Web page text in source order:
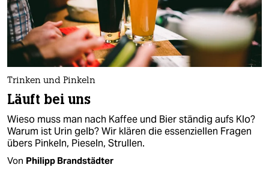
Trinken und Pinkeln
Läuft bei uns
Wieso muss man nach Kaffee und Bier ständig aufs Klo?
Warum ist Urin gelb? Wir klären die essenziellen Fragen
übers Pinkeln, Pieseln, Strullen.
Von Philipp Brandstädter